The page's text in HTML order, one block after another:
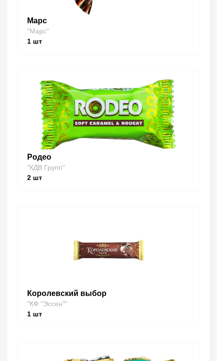
Марс
"Марс"
1 шт
Родео
"КДВ Групп"
2 шт
Королевский выбор
"КФ "Эссен""
1 шт